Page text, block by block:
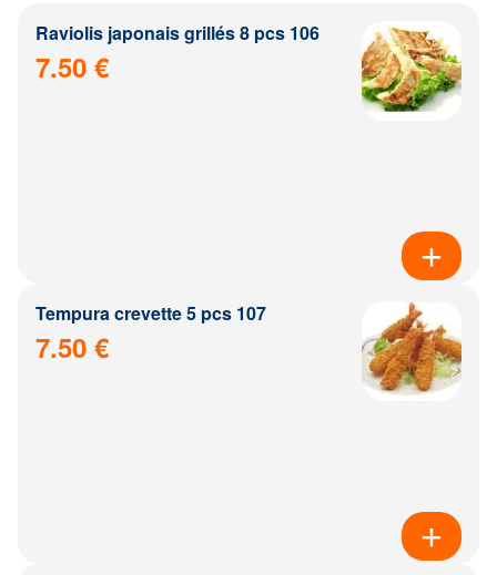
Raviolis japonais grillés 8 pcs 106
7.50 €
Tempura crevette 5 pcs 107
7.50 €